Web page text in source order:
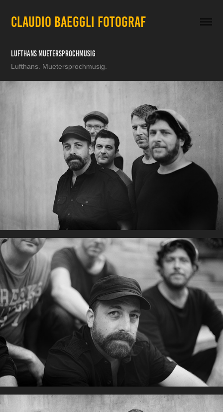
CLAUDIO BAEGGLI FOTOGRAF
Lufthans Muetersprochmusig
Lufthans. Muetersprochmusig.